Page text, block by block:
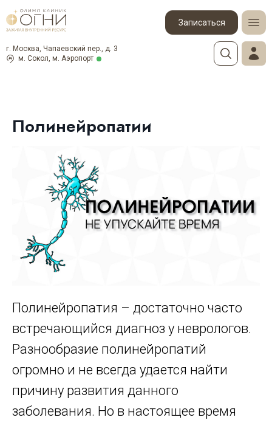
Записаться
м. Сокол, м. Аэропорт
г. Москва, Чапаевский пер., д. 3
Полинейропатии
Полинейропатия – достаточно часто
встречающийся диагноз у неврологов.
Разнообразие полинейропатий
огромно и не всегда удается найти
причину развития данного
заболевания. Но в настоящее время